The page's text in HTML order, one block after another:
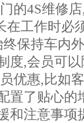
的4S维修
在工作时必
保持车内
度,会员可
优惠,比如
置了贴心的
和注意事项